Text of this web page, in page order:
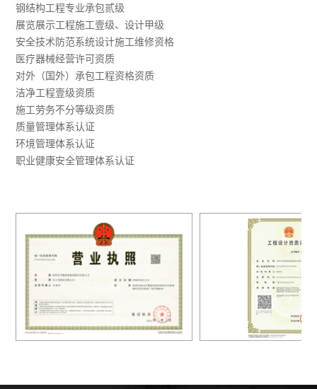
钢结构工程专业承包贰级
展览展示工程施工壹级、设计甲级
安全技术防范系统设计施工维修资格
医疗器械经营许可资质
对外（国外）承包工程资格资质
洁净工程壹级资质
施工劳务不分等级资质
质量管理体系认证
环境管理体系认证
职业健康安全管理体系认证